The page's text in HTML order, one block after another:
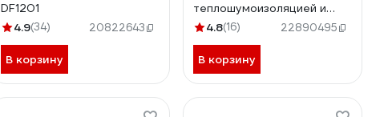
DF1201
4.9(34) 20822643
В корзину
теплошумоизоляцией и
круглой наружной
24003КИВ
4.8(16) 22890495
В корзину